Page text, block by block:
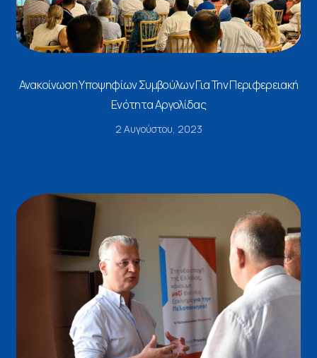
Ανακοίνωση Υποψηφίων Συμβούλων Για Την Περιφερειακή
Ενότητα Αργολίδας
2 Αυγούστου, 2023